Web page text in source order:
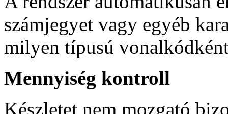
számjegyet vagy egyéb
milyen típusú
Mennyiség kontroll
Készletet nem mozgató